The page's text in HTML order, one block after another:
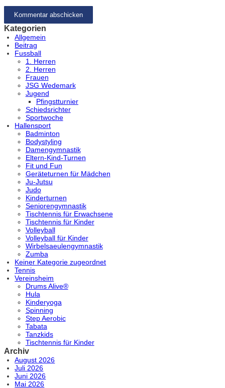
Kategorien
Allgemein
Beitrag
Fussball
1. Herren
2. Herren
Frauen
JSG Wedemark
Jugend
Pfingstturnier
Schiedsrichter
Sportwoche
Hallensport
Badminton
Bodystyling
Damengymnastik
Eltern-Kind-Turnen
Fit und Fun
Geräteturnen für Mädchen
Ju-Jutsu
Judo
Kinderturnen
Seniorengymnastik
Tischtennis für Erwachsene
Tischtennis für Kinder
Volleyball
Volleyball für Kinder
Wirbelsaeulengymnastik
Zumba
Keiner Kategorie zugeordnet
Tennis
Vereinsheim
Drums Alive®
Hula
Kinderyoga
Spinning
Step Aerobic
Tabata
Tanzkids
Tischtennis für Kinder
Archiv
August 2026
Juli 2026
Juni 2026
Mai 2026